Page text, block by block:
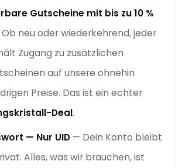
Gutscheine mit bis zu 10 %
neu oder wiederkehrend, jeder
Zugang zu zusätzlichen
auf unsere ohnehin
Preise. Das ist ein echter
Deal.
— Nur UID— Dein Konto bleibt
Alles, was wir brauchen, ist